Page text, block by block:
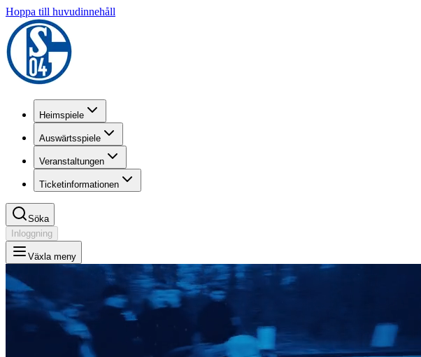
Hoppa till huvudinnehåll
Heimspiele
Auswärtsspiele
Veranstaltungen
Ticketinformationen
Söka
Inloggning
Växla meny